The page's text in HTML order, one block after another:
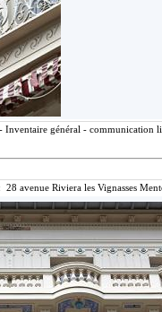
général - communication
avenue Riviera les Vignasses